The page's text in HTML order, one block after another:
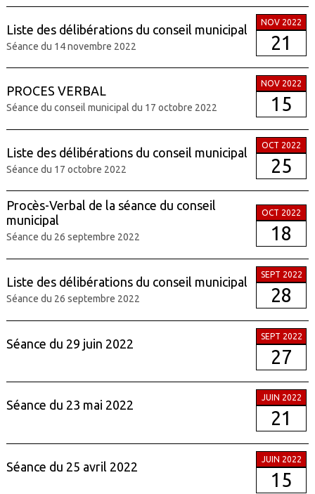
Liste des délibérations du conseil municipal
Séance du 14 novembre 2022
NOV 2022
21
PROCES VERBAL
Séance du conseil municipal du 17 octobre 2022
NOV 2022
15
Liste des délibérations du conseil municipal
Séance du 17 octobre 2022
OCT 2022
25
Procès-Verbal de la séance du conseil
municipal
Séance du 26 septembre 2022
OCT 2022
18
Liste des délibérations du conseil municipal
Séance du 26 septembre 2022
SEPT 2022
28
Séance du 29 juin 2022
SEPT 2022
27
Séance du 23 mai 2022
JUIN 2022
21
Séance du 25 avril 2022
JUIN 2022
15